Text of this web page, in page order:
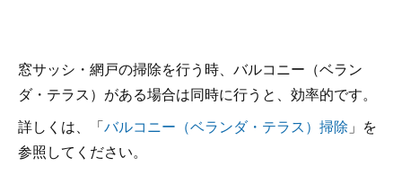
窓サッシ・網戸の掃除を行う時、バルコニー（ベラン
ダ・テラス）がある場合は同時に行うと、効率的です。
詳しくは、「バルコニー（ベランダ・テラス）掃除 」を
参照してください。